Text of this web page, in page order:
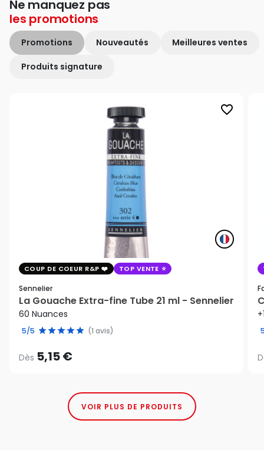
Ne manquez pas
les promotions
Promotions Nouveautés Meilleures ventes
Produits signature
favorite_border
COUP DE COEUR R&P TOP VENTE
Sennelier
La Gouache Extra-fine Tube 21 ml - Sennelier
60 Nuances
5/5 (1 avis)
Dès 5,15 €
VOIR PLUS DE PRODUITS